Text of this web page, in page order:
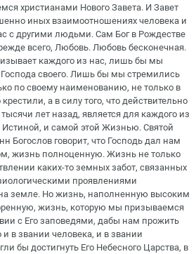
христианами Нового Завета. И Завет
иных взаимоотношениях человека и
с другими людьми. Сам Бог в Рождестве
всего, Любовь. Любовь бесконечная.
каждого из нас, лишь бы мы
своего. Лишь бы мы стремились
по своему наименованию, не только в
крестили, а в силу того, что действительно
лет назад, является для каждого из
и самой этой Жизнью. Святой
Богослов говорит, что Господь дал нам
жизнь полноценную. Жизнь не только
каких-то земных забот, связанных
проявлениями
земле. Но жизнь, наполненную высоким
жизнь, которую мы призываемся
с Его заповедями, дабы нам прожить
в звании человека, и в звании
бы достигнуть Его Небесного Царства, в